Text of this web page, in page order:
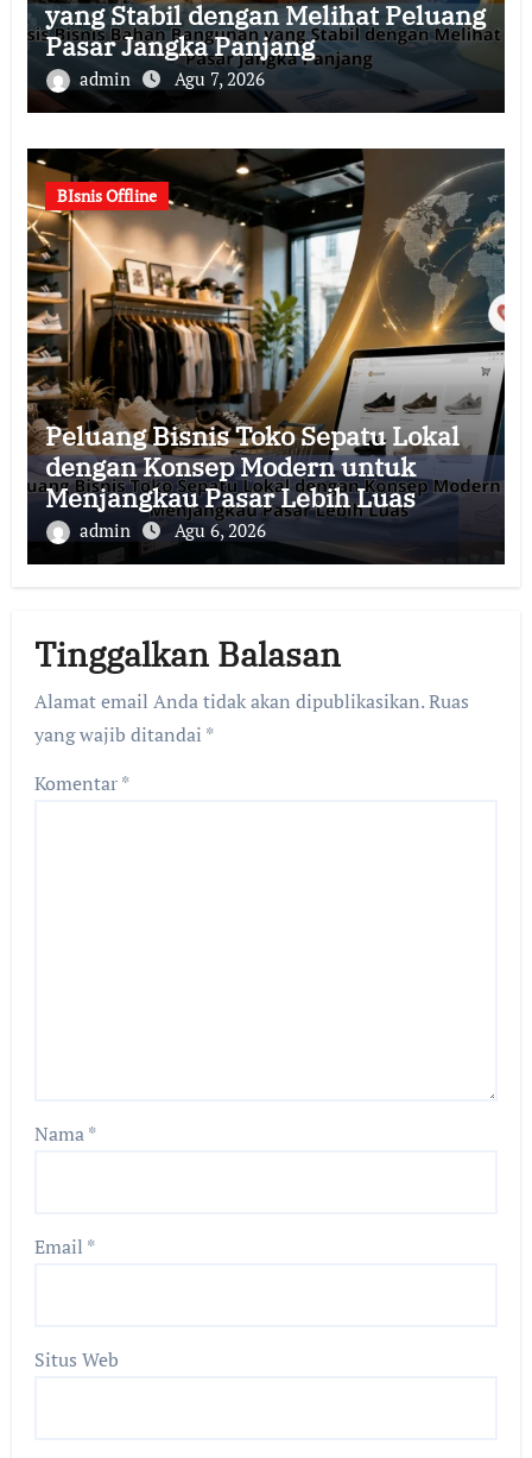
yang Stabil dengan Melihat Peluang
Pasar Jangka Panjang
admin Agu 7, 2026
BIsnis Offline
Peluang Bisnis Toko Sepatu Lokal
dengan Konsep Modern untuk
Menjangkau Pasar Lebih Luas
admin Agu 6, 2026
Tinggalkan Balasan
Alamat email Anda tidak akan dipublikasikan.Ruas
yang wajib ditandai *
Komentar*
Nama*
Email *
Situs Web